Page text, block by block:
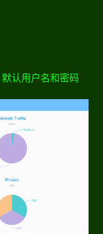
认用户名和密码